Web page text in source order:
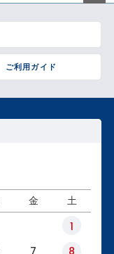
ご利用ガイド
ジト
へ
金 土
1
7
8